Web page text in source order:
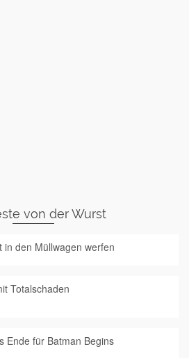
von der Wurst
in den Müllwagen werfen
Totalschaden
Ende für Batman Begins